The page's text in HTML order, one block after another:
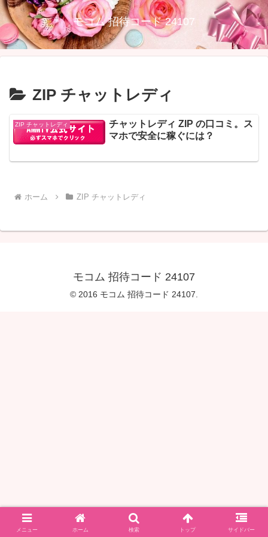
モコム 招待コード 24107
ZIP チャットレディ
ZIP チャットレディ
チャットレディ ZIP の口コミ。ス
マホで安全に稼ぐには？
ホーム ZIP チャットレディ
モコム 招待コード 24107
© 2016 モコム 招待コード 24107.
メニュー ホーム 検索 トップ サイドバー